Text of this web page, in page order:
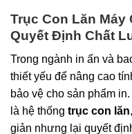
Trục Con Lăn Máy
Quyết Định Chất
Trong ngành in ấn và
thiết yếu để nâng cao
bảo vệ cho sản phẩm
là hệ thống trục con lăn
giản nhưng lại quyết